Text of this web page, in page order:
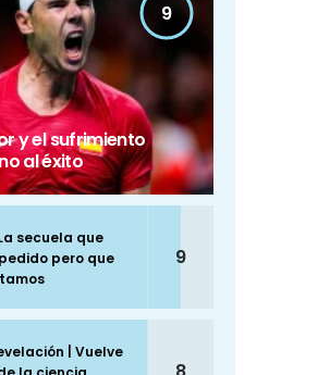
9
y el sufrimiento
al éxito
secuela que
pero que
9
| Vuelve